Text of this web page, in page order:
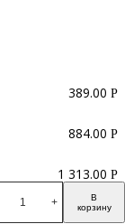
+
В
корзину
389.00 Р
884.00 Р
1 313.00 Р